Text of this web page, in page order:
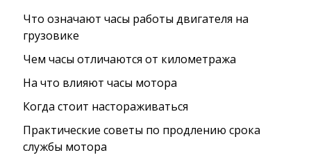
Что означают часы работы двигателя на
грузовике
Чем часы отличаются от километража
На что влияют часы мотора
Когда стоит настораживаться
Практические советы по продлению срока
службы мотора